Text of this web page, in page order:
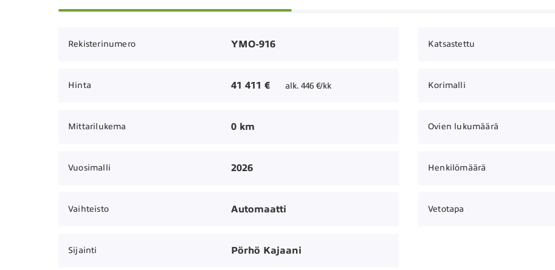
Rekisterinumero YMO-916 Katsastettu
Hinta 41 411 € alk. 446 €/kk Korimalli
Mittarilukema 0 km Ovien lukumäärä
Vuosimalli 2026 Henkilömäärä
Vaihteisto Automaatti Vetotapa
Sijainti Pörhö Kajaani